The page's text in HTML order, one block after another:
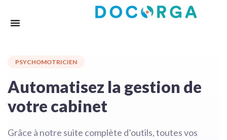
PSYCHOMOTRICIEN
Automatisez la gestion de
votre cabinet
Grâce à notre suite complète d’outils, toutes vos